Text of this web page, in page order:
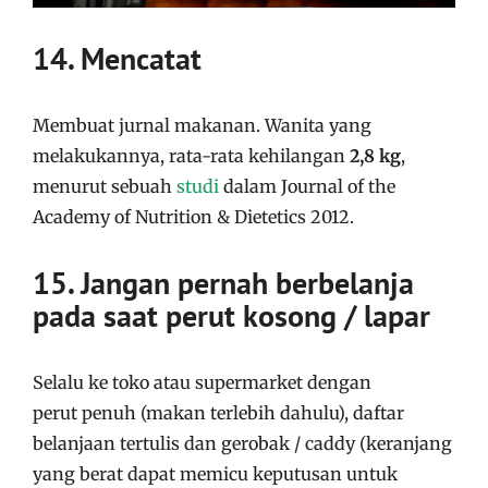
14. Mencatat
Membuat jurnal makanan. Wanita yang
melakukannya, rata-rata kehilangan 2,8 kg,
menurut sebuah studi dalam Journal of the
Academy of Nutrition & Dietetics 2012.
15. Jangan pernah berbelanja
pada saat perut kosong / lapar
Selalu ke toko atau supermarket dengan
perut penuh (makan terlebih dahulu), daftar
belanjaan tertulis dan gerobak / caddy (keranjang
yang berat dapat memicu keputusan untuk